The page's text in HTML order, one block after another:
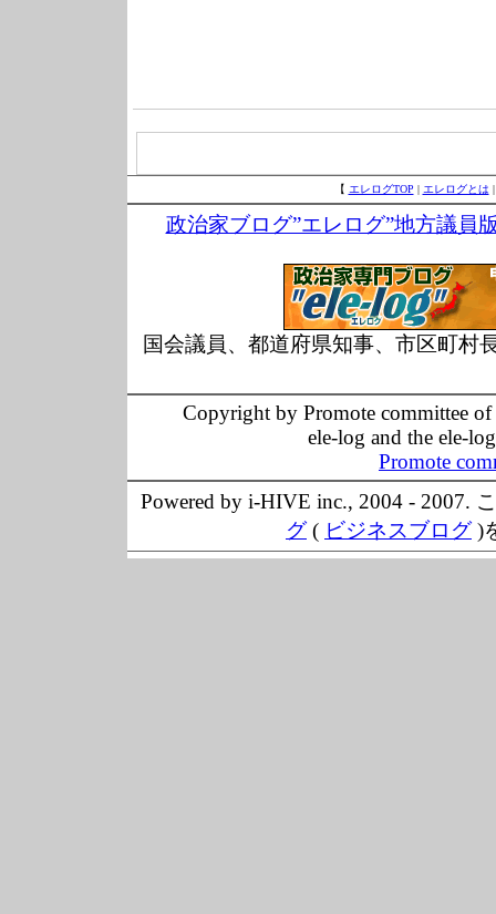
【 エレログTOP | エレログとは
政治家ブログ”エレログ”地方議員
国会議員、都道府県知事、市区町村
Copyright by Promote committee
ele-log and the ele-
Promote
Powered by i-HIVE inc., 2004 - 2007.
グ( ビジネスブログ)